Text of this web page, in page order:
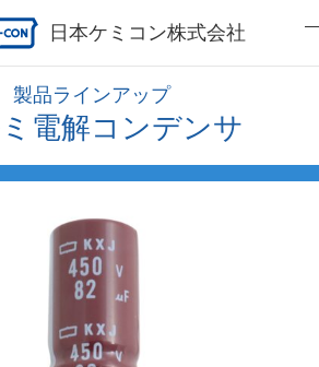
日本ケミコン株式会社
製品ラインアップ
電解コンデンサ